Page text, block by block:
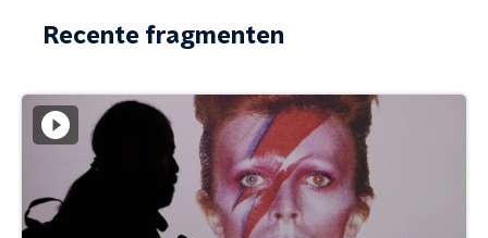
Recente fragmenten